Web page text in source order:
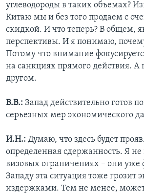
углеводороды в таких объемах?
Китаю мы и без того продаем с
скидкой. И что теперь? В общем,
перспективы. И я понимаю,
Потому что внимание
на санкциях прямого действия. А
другом.
В.В.: Запад действительно готов
серьезных мер экономического
И.Н.: Думаю, что здесь будет
определенная сдержанность. Я не
визовых ограничениях – они уже
Западу эта ситуация тоже грозит
издержками. Тем не менее,